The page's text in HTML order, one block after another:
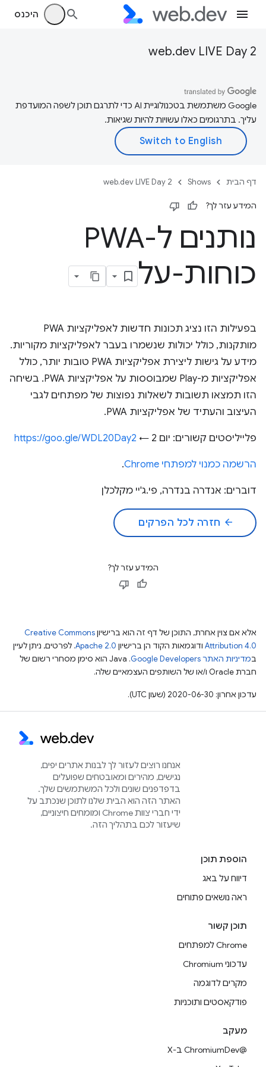
היכנס
web.dev LIVE Day 2
‫Google משתמשת בטכנולוגיית AI כדי לתרגם תוכן לשפה המועדפת
עליך. בתרגומים כאלו עשויות להיות שגיאות.
דף הבית Shows
web.dev LIVE Day 2
המידע עזר לך?
נותנים ל-PWA
כוחות-על
בפעילות הזו נציג תכונות חדשות לאפליקציות PWA
מותקנות, כולל יכולות שנשמרו בעבר לאפליקציות מקוריות.
מידע על גישות ליצירת אפליקציות PWA טובות יותר, כולל
אפליקציות מ-Play שמבוססות על אפליקציות PWA. בשיחה
הזו תמצאו תשובות לשאלות נפוצות של מפתחים לגבי
העיצוב והעתיד של אפליקציות PWA.
פלייליסטים קשורים: יום 2 ← https://goo.gle/WDL20Day2
הרשמה כמנוי למפתחי Chrome .
דוברים: אנדרה בנדרה, פי.ג'יי מקלכלן
arrow_back חזרה לכל הפרקים
המידע עזר לך?
אלא אם צוין אחרת, התוכן של דף זה הוא ברישיוןCreative Commons
Attribution 4.0 ודוגמאות הקוד הן ברישיון Apache 2.0. לפרטים, ניתן לעיין
במדיניות האתר Google Developers‏
.‏ Java הוא סימן מסחרי רשום של
חברת Oracle ו/או של השותפים העצמאיים שלה.
עדכון אחרון: 2020-06-30 (שעון UTC).
אנחנו רוצים לעזור לך לבנות אתרים יפים,
נגישים, מהירים ומאובטחים שפועלים
בדפדפנים שונים ולכל המשתמשים שלך.
האתר הזה הוא הבית שלנו לתוכן שנכתב על
ידי חברי צוות Chrome ומומחים חיצוניים,
שיעזור לכם בתהליך הזה.
הוספת תוכן
דיווח על באג
ראה נושאים פתוחים
תוכן קשור
Chrome למפתחים
עדכוני Chromium
מקרים לדוגמה
פודקאסטים ותוכניות
מעקב
@ChromiumDev ב-X